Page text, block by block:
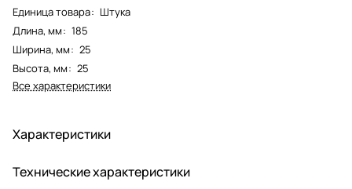
Единица товара: Штука
Длина, мм: 185
Ширина, мм: 25
Высота, мм: 25
Все характеристики
Характеристики
Технические характеристики